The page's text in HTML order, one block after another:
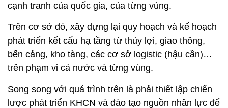
cạnh tranh của quốc gia, của từng vùng.
Trên cơ sở đó, xây dựng lại quy hoạch và kế hoạch
phát triển kết cấu hạ tầng từ thủy lợi, giao thông,
bến cảng, kho tàng, các cơ sở logistic (hậu cần)…
trên phạm vi cả nước và từng vùng.
Song song với quá trình trên là phải thiết lập chiến
lược phát triển KHCN và đào tạo nguồn nhân lực để